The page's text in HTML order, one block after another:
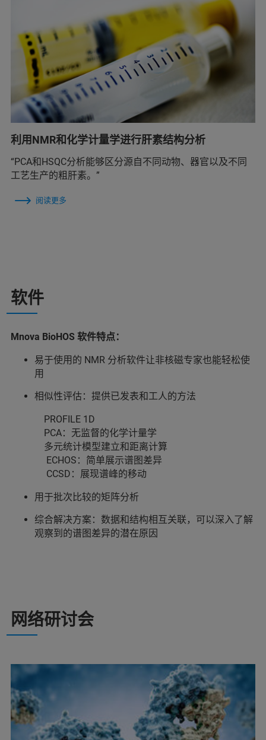
利用NMR和化学计量学进行肝素结构分析
“PCA和HSQC分析能够区分源自不同动物、器官以及不同
工艺生产的粗肝素。”
阅读更多
软件
Mnova BioHOS 软件特点：
易于使用的 NMR 分析软件让非核磁专家也能轻松使
用
相似性评估：提供已发表和工人的方法
PROFILE 1D
PCA：无监督的化学计量学
多元统计模型建立和距离计算
ECHOS：简单展示谱图差异
CCSD：展现谱峰的移动
用于批次比较的矩阵分析
综合解决方案：数据和结构相互关联，可以深入了解
观察到的谱图差异的潜在原因
网络研讨会